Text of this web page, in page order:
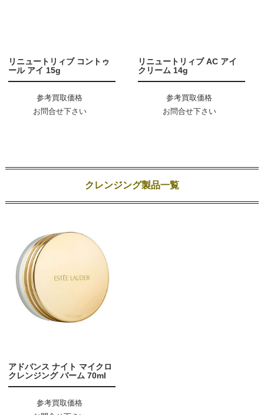
リニュートリィブ コントゥ
ール アイ 15g
参考買取価格
お問合せ下さい
リニュートリィブ AC アイ
クリーム 14g
参考買取価格
お問合せ下さい
クレンジング製品一覧
アドバンス ナイト マイクロ
クレンジング バーム 70ml
参考買取価格